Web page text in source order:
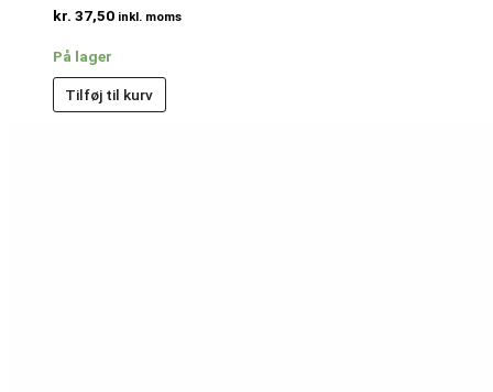
kr. 37,50 inkl. moms
På lager
Tilføj til kurv